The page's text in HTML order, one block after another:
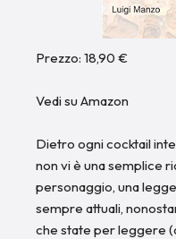
Prezzo: 18,90 €
Vedi su Amazon
Dietro ogni cocktail
non vi è una semplice
personaggio, una
sempre attuali,
che state per leggere